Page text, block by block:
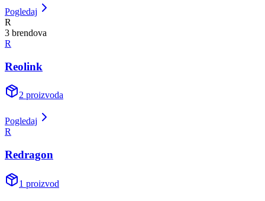
Pogledaj
R
3 brendova
R
Reolink
2 proizvoda
Pogledaj
R
Redragon
1 proizvod